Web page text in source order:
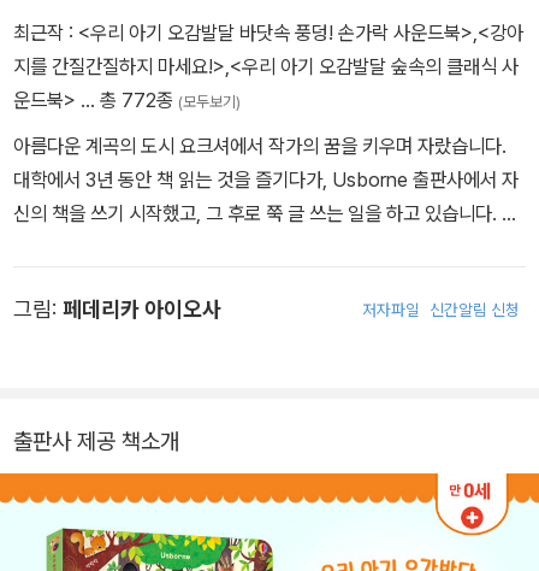
최근작 : <우리 아기 오감발달 바닷속 풍덩! 손가락 사운드북>,<강아
지를 간질간질하지 마세요!>,<우리 아기 오감발달 숲속의 클래식 사
운드북> … 총 772종 (모두보기)
아름다운 계곡의 도시 요크셔에서 작가의 꿈을 키우며 자랐습니다.
대학에서 3년 동안 책 읽는 것을 즐기다가, Usborne 출판사에서 자
신의 책을 쓰기 시작했고, 그 후로 쭉 글 쓰는 일을 하고 있습니다. 외
그림: 페데리카 아이오사 저자파일 신간알림 신청
출판사 제공 책소개